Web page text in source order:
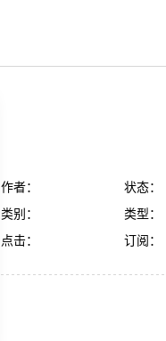
作者：
状态：
类别：
类型：
点击：
订阅：